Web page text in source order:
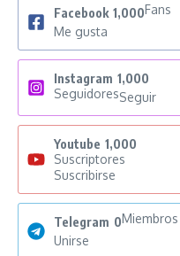
Facebook 1,000Fans
Me gusta
Instagram 1,000
SeguidoresSeguir
Youtube 1,000
Suscriptores
Suscribirse
Telegram 0Miembros
Unirse